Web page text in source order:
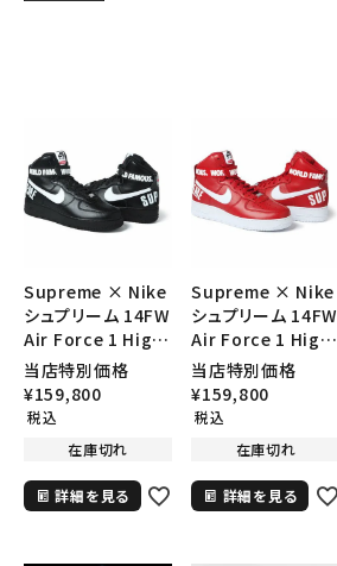
Supreme × Nike
シュプリーム 14FW
Air Force 1 High
エアーフォース１ハ
イ ブラック
当店特別価格
¥159,800
税込
在庫切れ
詳細を見る
Supreme × Nike
シュプリーム 14FW
Air Force 1 High
エアーフォース１ハ
イ レッド
当店特別価格
¥159,800
税込
在庫切れ
詳細を見る